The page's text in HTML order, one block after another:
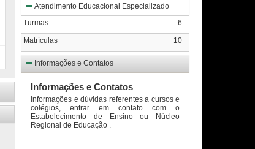
Atendimento Educacional Especializado
Turmas
6
Matrículas 10
Informações e Contatos
Informações e Contatos
Informações e dúvidas referentes a cursos e
colégios, entrar em contato com o
Estabelecimento de Ensino ou Núcleo
Regional de Educação .